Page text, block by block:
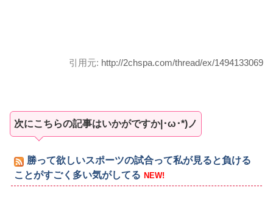
引用元: http://2chspa.com/thread/ex/1494133069
次にこちらの記事はいかがですか|･ω･*)ノ
勝って欲しいスポーツの試合って私が見ると負ける
ことがすごく多い気がしてる NEW!